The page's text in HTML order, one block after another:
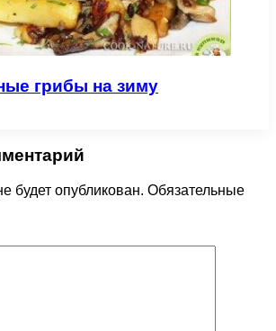
грибы на зиму
будет опубликован. Обязательные